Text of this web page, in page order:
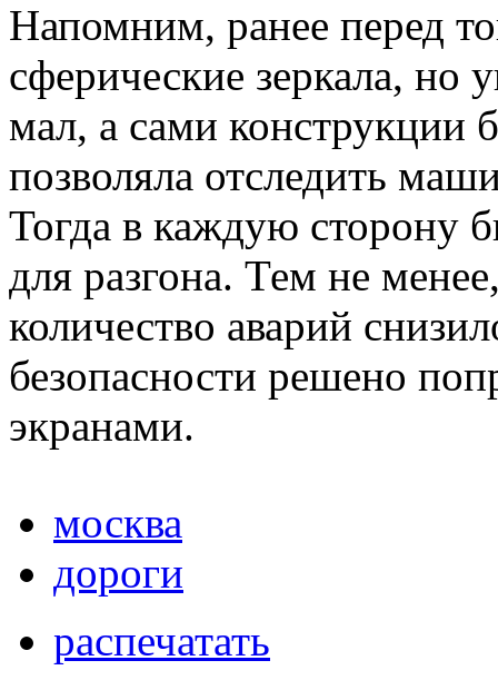
Напомним, ранее перед
сферические зеркала, но
мал, а сами конструкции
позволяла отследить
Тогда в каждую сторону
для разгона. Тем не
количество аварий
безопасности решено
экранами.
москва
дороги
распечатать